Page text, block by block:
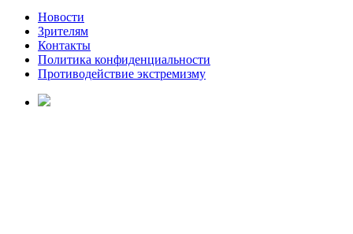
Новости
Зрителям
Контакты
Политика конфиденциальности
Противодействие экстремизму